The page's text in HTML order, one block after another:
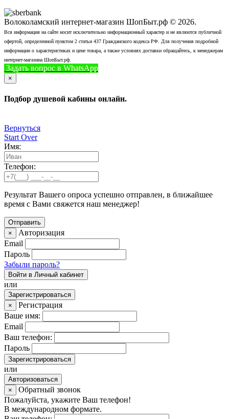
Волоколамский интернет-магазин ШопБыт.рф © 2026.
Вся информация на сайте носит исключительно информационный характер и не являются публичной
офертой, определенной пунктом 2 статьи 437 Гражданского кодекса РФ. Для получения подробной
информации о характеристиках и цене товара, а также условиях доставки обращайтесь, к менеджерам
интернет-магазина ШопБыт.рф.
Задать вопрос в WhatsApp
×
Подбор душевой кабины онлайн.
Вернуться
Start Over
Имя:
Телефон:
Результат Вашего опроса успешно отправлен, в ближайшее
время с Вами свяжется наш менеджер!
×
Авторизация
Email
Пароль
Забыли пароль?
Войти в Личный кабинет
или
Зарегистрироваться
×
Регистрация
Ваше имя:
Email
Ваш телефон:
Пароль
Зарегистрироваться
или
Авторизоваться
×
Обратный звонок
Пожалуйста, укажите Ваш телефон!
В международном формате.